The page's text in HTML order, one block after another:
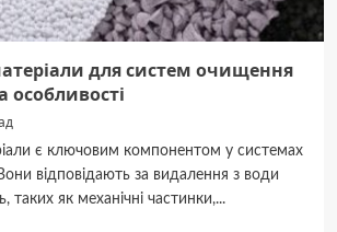
для систем очищення
є ключовим компонентом у системах
відповідають за видалення з води
таких як механічні частинки,...